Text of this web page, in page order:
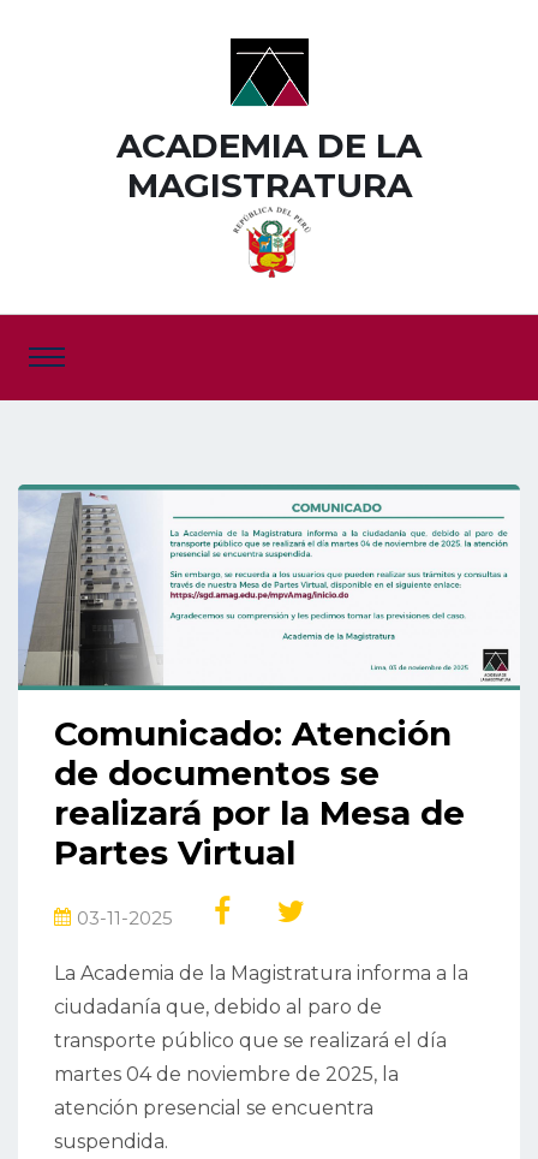
ACADEMIA DE LA
MAGISTRATURA
Comunicado: Atención
de documentos se
realizará por la Mesa de
Partes Virtual
03-11-2025
La Academia de la Magistratura informa a la
ciudadanía que, debido al paro de
transporte público que se realizará el día
martes 04 de noviembre de 2025, la
atención presencial se encuentra
suspendida.